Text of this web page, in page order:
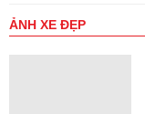
ẢNH XE ĐẸP